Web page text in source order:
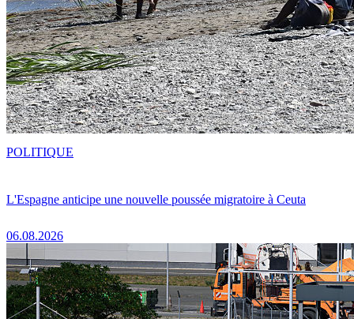
L'Espagne anticipe une nouvelle poussée migratoire à Ceuta
06.08.2026
POLITIQUE